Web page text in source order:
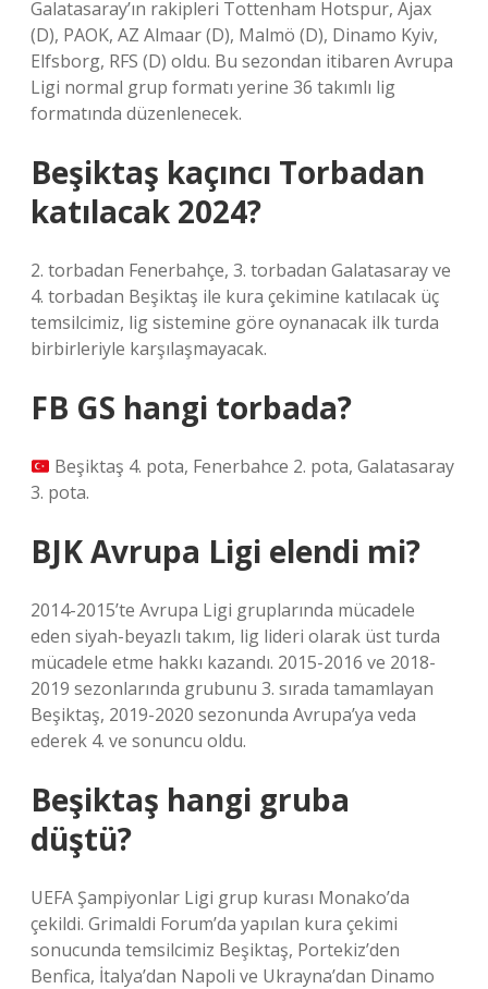
Galatasaray’ın rakipleri Tottenham Hotspur, Ajax
(D), PAOK, AZ Almaar (D), Malmö (D), Dinamo Kyiv,
Elfsborg, RFS (D) oldu. Bu sezondan itibaren Avrupa
Ligi normal grup formatı yerine 36 takımlı lig
formatında düzenlenecek.
Beşiktaş kaçıncı Torbadan
katılacak 2024?
2. torbadan Fenerbahçe, 3. torbadan Galatasaray ve
4. torbadan Beşiktaş ile kura çekimine katılacak üç
temsilcimiz, lig sistemine göre oynanacak ilk turda
birbirleriyle karşılaşmayacak.
FB GS hangi torbada?
Beşiktaş 4. pota, Fenerbahce 2. pota, Galatasaray
3. pota.
BJK Avrupa Ligi elendi mi?
2014-2015’te Avrupa Ligi gruplarında mücadele
eden siyah-beyazlı takım, lig lideri olarak üst turda
mücadele etme hakkı kazandı. 2015-2016 ve 2018-
2019 sezonlarında grubunu 3. sırada tamamlayan
Beşiktaş, 2019-2020 sezonunda Avrupa’ya veda
ederek 4. ve sonuncu oldu.
Beşiktaş hangi gruba
düştü?
UEFA Şampiyonlar Ligi grup kurası Monako’da
çekildi. Grimaldi Forum’da yapılan kura çekimi
sonucunda temsilcimiz Beşiktaş, Portekiz’den
Benfica, İtalya’dan Napoli ve Ukrayna’dan Dinamo